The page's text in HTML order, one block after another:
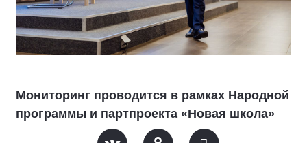
Мониторинг проводится в рамках Народной
программы и партпроекта «Новая школа»